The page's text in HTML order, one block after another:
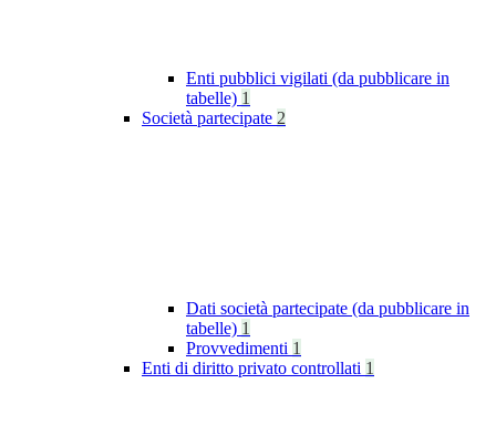
Enti pubblici vigilati (da pubblicare in
tabelle) 1
Società partecipate 2
Dati società partecipate (da pubblicare in
tabelle) 1
Provvedimenti 1
Enti di diritto privato controllati 1